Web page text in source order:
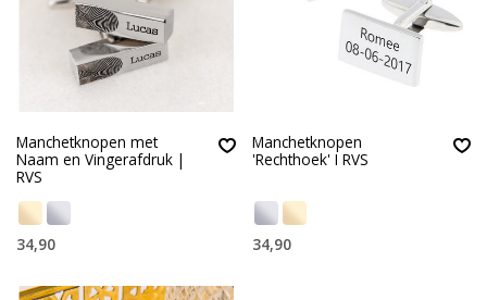
Manchetknopen met
Naam en Vingerafdruk |
RVS
34,90
Manchetknopen
'Rechthoek' I RVS
34,90